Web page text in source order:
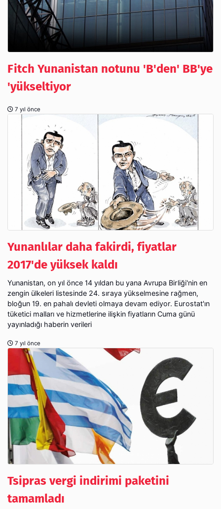
Fitch Yunanistan notunu 'B'den' BB'ye
'yükseltiyor
7 yıl önce
Yunanlılar daha fakirdi, fiyatlar
2017'de yüksek kaldı
Yunanistan, on yıl önce 14 yıldan bu yana Avrupa Birliği'nin en
zengin ülkeleri listesinde 24. sıraya yükselmesine rağmen,
bloğun 19. en pahalı devleti olmaya devam ediyor. Eurostat'ın
tüketici malları ve hizmetlerine ilişkin fiyatların Cuma günü
yayınladığı haberin verileri
7 yıl önce
Tsipras vergi indirimi paketini
tamamladı